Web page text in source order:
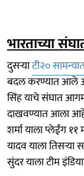
भारताच्या
दुसऱ्याटी२०
बदल करण्यात आले
सिंह याचे संघात
दाखवण्यात आला
शर्मा याला प्लेईंग
यादव याला
सुंदर याला टीम